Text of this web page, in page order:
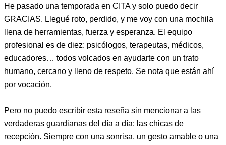
He pasado una temporada en CITA y solo puedo decir
GRACIAS. Llegué roto, perdido, y me voy con una mochila
llena de herramientas, fuerza y esperanza. El equipo
profesional es de diez: psicólogos, terapeutas, médicos,
educadores… todos volcados en ayudarte con un trato
humano, cercano y lleno de respeto. Se nota que están ahí
por vocación.
Pero no puedo escribir esta reseña sin mencionar a las
verdaderas guardianas del día a día: las chicas de
recepción. Siempre con una sonrisa, un gesto amable o una